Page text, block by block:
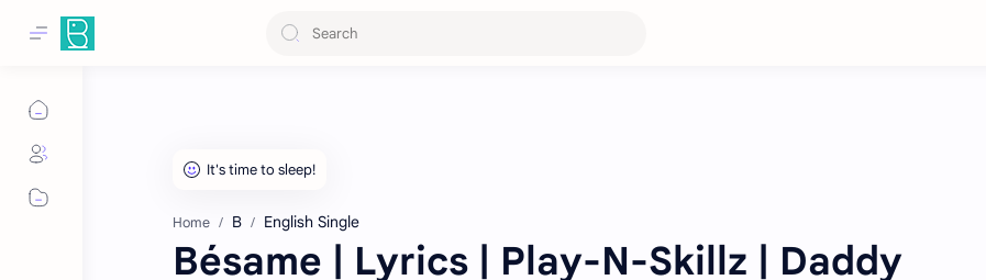
Home B English Single
Bésame | Lyrics | Play-N-Skillz | Daddy